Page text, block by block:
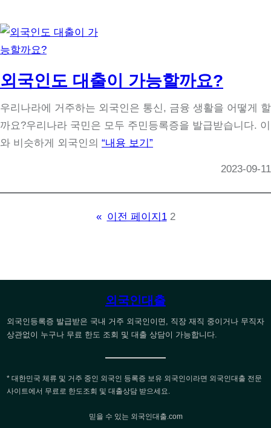
외국인도 대출이 가능할까요?
우리나라에 거주하는 외국인은 통신, 금융 생활을 어떻게 할
까요?우리나라 국민은 모두 주민등록증을 발급받습니다. 이
와 비슷하게 외국인의 “내용 보기”
2023-09-11
« 이전 페이지 1 2
외국인대출
외국인등록증 발급받은 국내 거주 외국인이면, 직장 재직 중이거나 무직자
상관없이 누구나 무료 한도 조회 및 대출 상담이 가능합니다.
* 대한민국 체류 및 거주 중인 외국인 등록증 보유 외국인이라면 외국인대출 전문
사이트에서 무료로 한도조회 및 대출상담 받으세요.
믿을 수 있는 외국인대출.com